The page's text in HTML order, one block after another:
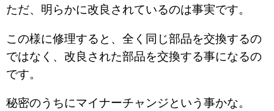
ただ、明らかに改良されているのは事実です。
この様に修理すると、全く同じ部品を交換するの
ではなく、改良された部品を交換する事になるの
です。
秘密のうちにマイナーチャンジという事かな。